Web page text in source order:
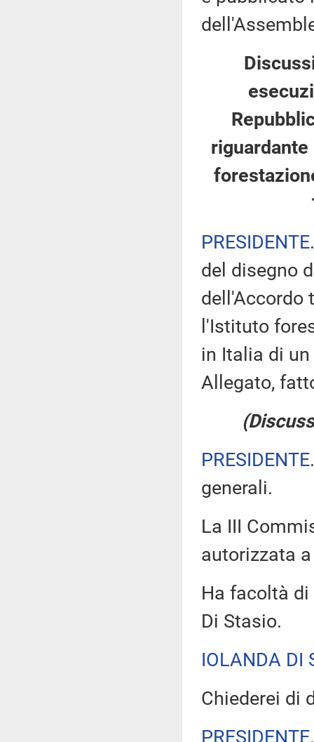
PRESIDENTE
del disegno
dell'Accordo
l'Istituto
in Italia di
Allegato,
PRESIDENTE
generali.
La III
autorizzata
Ha facoltà
Di Stasio.
IOLANDA DI
Chiederei di
PRESIDENTE